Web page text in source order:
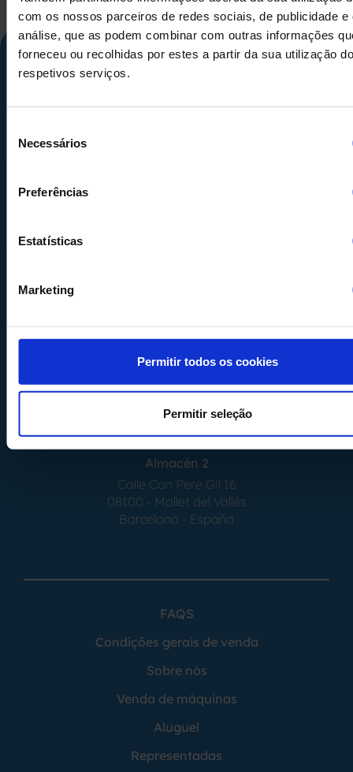
com os nossos parceiros de redes sociais, de publicidade e
análise, que as podem combinar com outras informações
forneceu ou recolhidas por estes a partir da sua utilização
respetivos serviços.
Necessários
Preferências
Estatísticas
Marketing
Permitir todos os cookies
Permitir seleção
08520
Almacén 1
Calle Serrat de la Creu, 17
08554 - Seva
Almacén 2
Calle Can Pere Gil 16
08100 - Mollet del Vallés
Barcelona - España
FAQS
Condições gerais de venda
Sobre nós
Venda de máquinas
Aluguel
Representadas